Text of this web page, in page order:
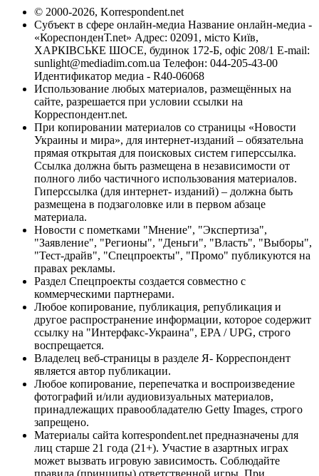
© 2000-2026, Korrespondent.net
Субъект в сфере онлайн-медиа Название онлайн-медиа -
«КореспонденТ.net» Адрес: 02091, місто Київ,
ХАРКІВСЬКЕ ШОСЕ, будинок 172-Б, офіс 208/1 E-mail:
sunlight@mediadim.com.ua Телефон: 044-205-43-00
Идентификатор медиа - R40-06068
Использование любых материалов, размещённых на
сайте, разрешается при условии ссылки на
Корреспондент.net.
При копировании материалов со страницы «Новости
Украины и мира», для интернет-изданий – обязательна
прямая открытая для поисковых систем гиперссылка.
Ссылка должна быть размещена в независимости от
полного либо частичного использования материалов.
Гиперссылка (для интернет- изданий) – должна быть
размещена в подзаголовке или в первом абзаце
материала.
Новости с пометками "Мнение", "Экспертиза",
"Заявление", "Регионы", "Деньги", "Власть", "Выборы",
"Тест-драйв", "Спецпроекты", "Промо" публикуются на
правах рекламы.
Раздел Спецпроекты создается совместно с
коммерческими партнерами.
Любое копирование, публикация, републикация и
другое распространение информации, которое содержит
ссылку на "Интерфакс-Украина", EPA / UPG, строго
воспрещается.
Владелец веб-страницы в разделе Я- Корреспондент
является автор публикации.
Любое копирование, перепечатка и воспроизведение
фотографий и/или аудиовизуальных материалов,
принадлежащих правообладателю Getty Images, строго
запрещено.
Материалы сайта korrespondent.net предназначены для
лиц старше 21 года (21+). Участие в азартных играх
может вызвать игровую зависимость. Соблюдайте
правила (принципы) ответственной игры. При